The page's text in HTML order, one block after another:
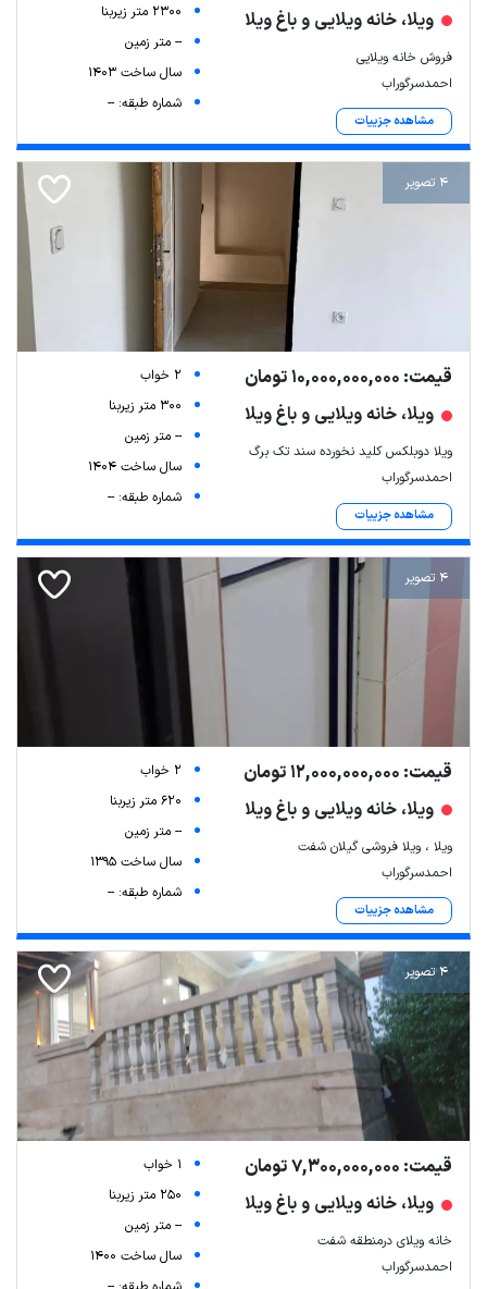
ویلا، خانه ویلایی و باغ ویلا
فروش خانه ویلایی
احمدسرگوراب
مشاهده جزییات
2300 متر زیربنا
-- متر زمین
سال ساخت 1403
شماره طبقه: --
4 تصویر
قیمت: 10,000,000,000 تومان
ویلا، خانه ویلایی و باغ ویلا
ویلا دوبلکس کلید نخورده سند تک برگ
احمدسرگوراب
مشاهده جزییات
2 خواب
300 متر زیربنا
-- متر زمین
سال ساخت 1404
شماره طبقه: --
4 تصویر
قیمت: 12,000,000,000 تومان
ویلا، خانه ویلایی و باغ ویلا
ویلا ، ویلا فروشی گیلان شفت
احمدسرگوراب
مشاهده جزییات
2 خواب
620 متر زیربنا
-- متر زمین
سال ساخت 1395
شماره طبقه: --
4 تصویر
قیمت: 7,300,000,000 تومان
ویلا، خانه ویلایی و باغ ویلا
خانه ویلای درمنطقه شفت
احمدسرگوراب
1 خواب
250 متر زیربنا
-- متر زمین
سال ساخت 1400